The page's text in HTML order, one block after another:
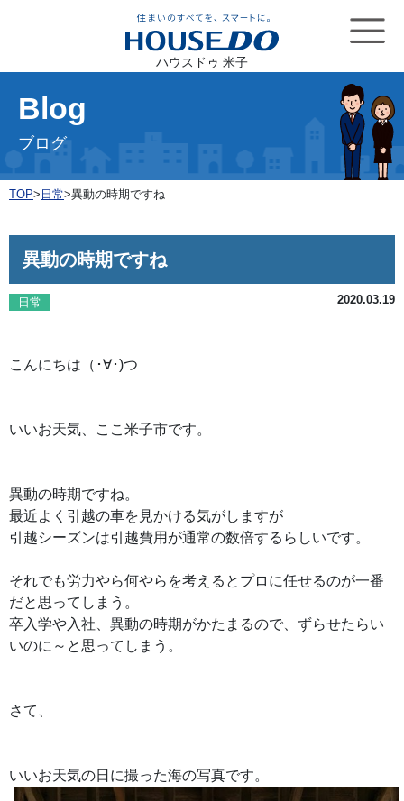
ハウスドゥ 米子
Blog
ブログ
TOP> 日常>異動の時期ですね
異動の時期ですね
日常 2020.03.19
こんにちは（･∀･)つ
いいお天気、ここ米子市です。
異動の時期ですね。
最近よく引越の車を見かける気がしますが
引越シーズンは引越費用が通常の数倍するらしいです。
それでも労力やら何やらを考えるとプロに任せるのが一番
だと思ってしまう。
卒入学や入社、異動の時期がかたまるので、ずらせたらい
いのに～と思ってしまう。
さて、
いいお天気の日に撮った海の写真です。